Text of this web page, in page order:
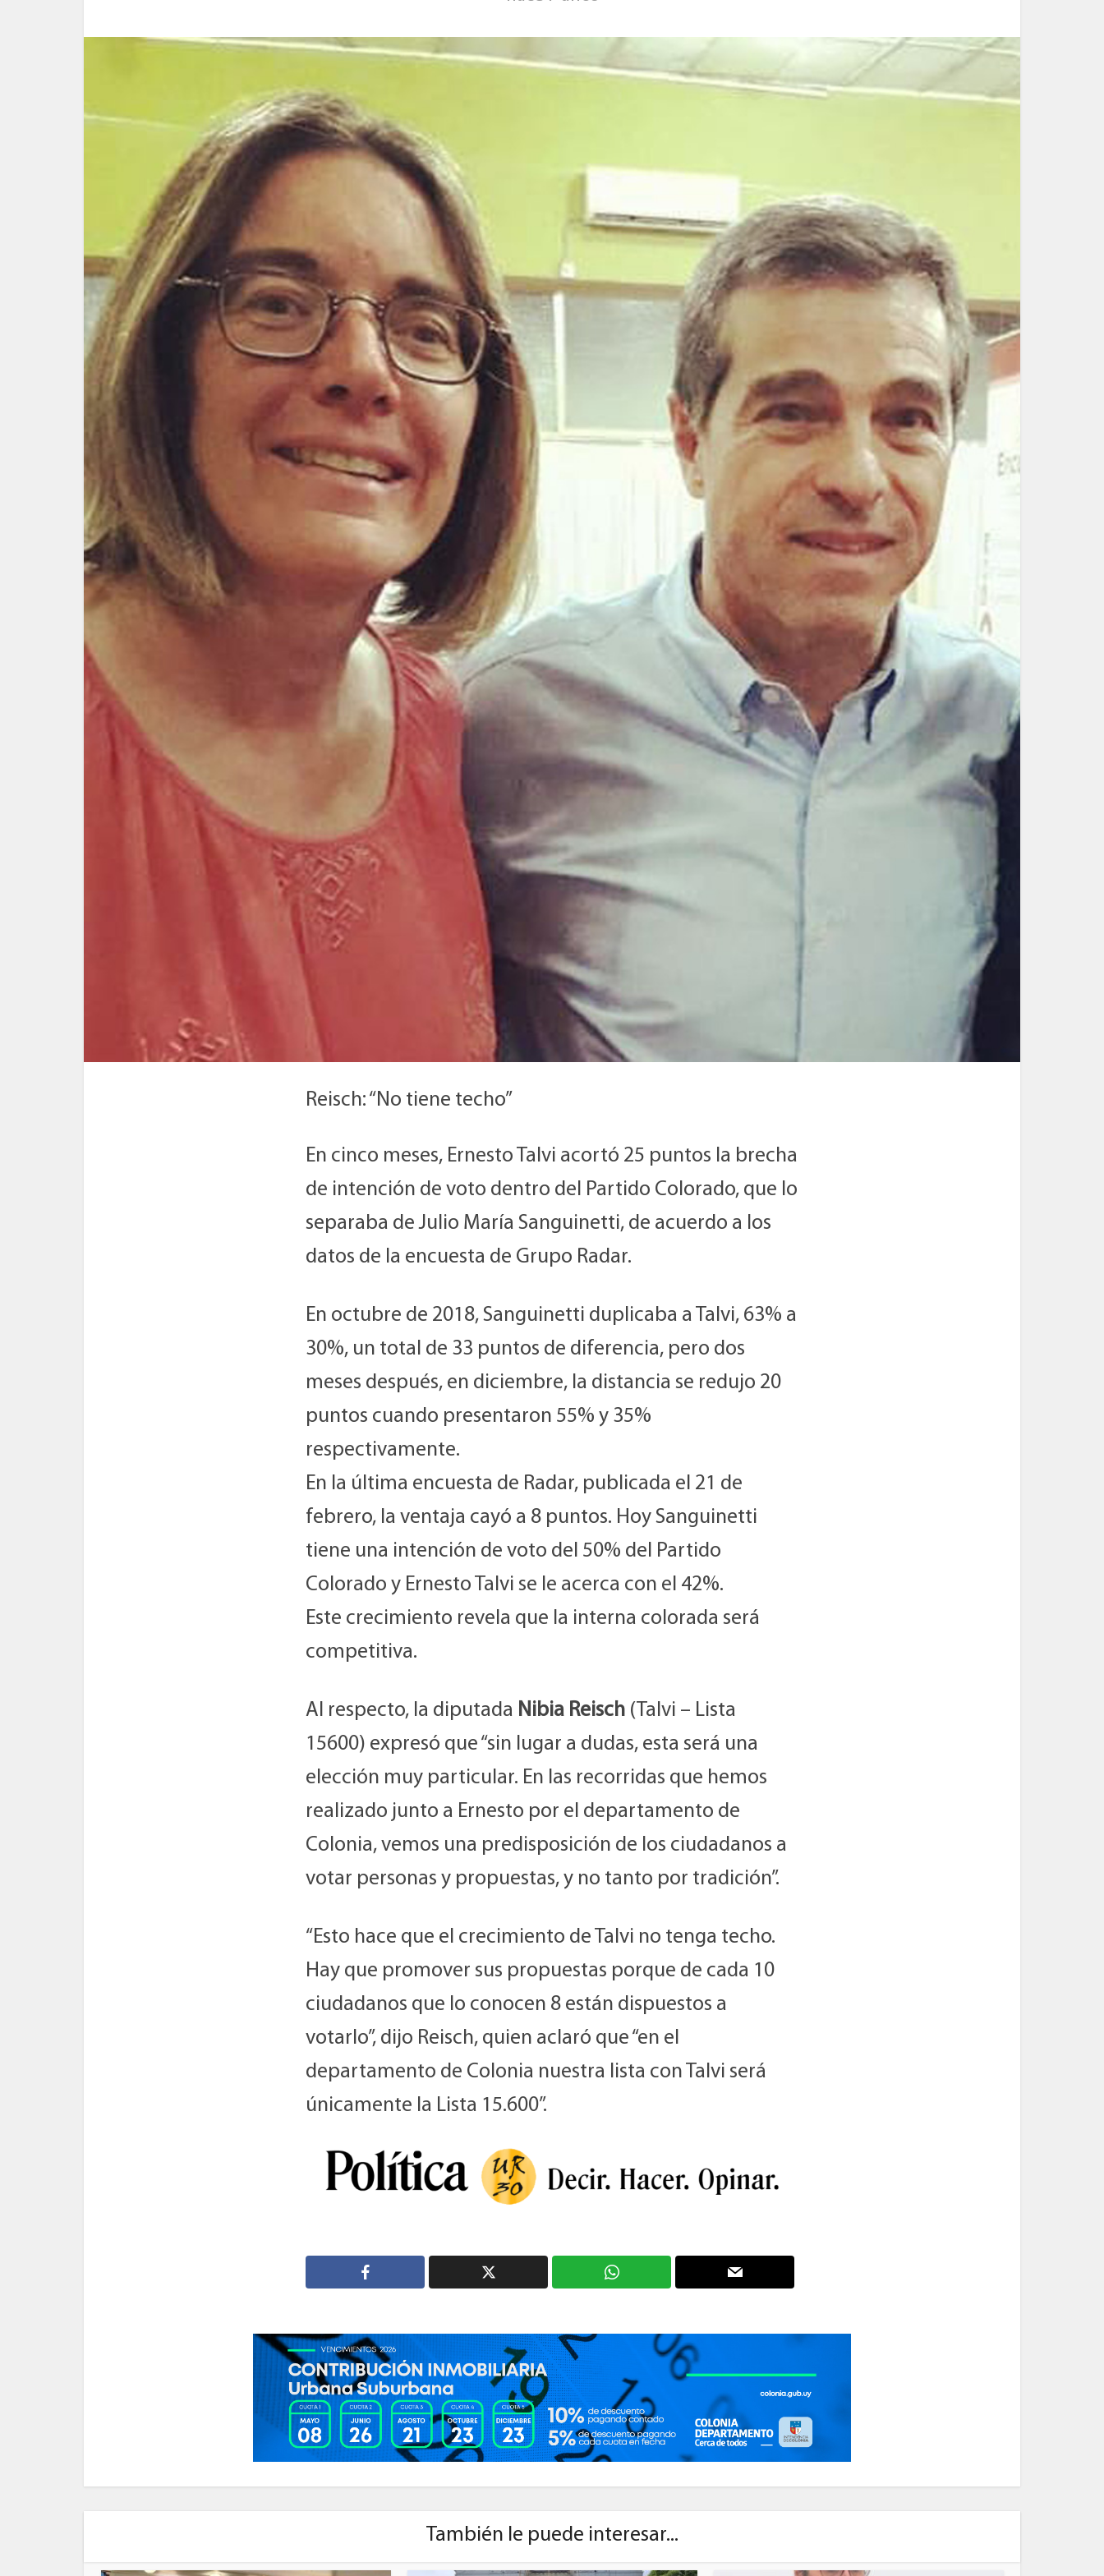
Reisch: “No tiene techo”
En cinco meses, Ernesto Talvi acortó 25 puntos la brecha
de intención de voto dentro del Partido Colorado, que lo
separaba de Julio María Sanguinetti, de acuerdo a los
datos de la encuesta de Grupo Radar.
En octubre de 2018, Sanguinetti duplicaba a Talvi, 63% a
30%, un total de 33 puntos de diferencia, pero dos
meses después, en diciembre, la distancia se redujo 20
puntos cuando presentaron 55% y 35%
respectivamente.
En la última encuesta de Radar, publicada el 21 de
febrero, la ventaja cayó a 8 puntos. Hoy Sanguinetti
tiene una intención de voto del 50% del Partido
Colorado y Ernesto Talvi se le acerca con el 42%.
Este crecimiento revela que la interna colorada será
competitiva.
Al respecto, la diputada Nibia Reisch (Talvi – Lista
15600) expresó que “sin lugar a dudas, esta será una
elección muy particular. En las recorridas que hemos
realizado junto a Ernesto por el departamento de
Colonia, vemos una predisposición de los ciudadanos a
votar personas y propuestas, y no tanto por tradición”.
“Esto hace que el crecimiento de Talvi no tenga techo.
Hay que promover sus propuestas porque de cada 10
ciudadanos que lo conocen 8 están dispuestos a
votarlo”, dijo Reisch, quien aclaró que “en el
departamento de Colonia nuestra lista con Talvi será
únicamente la Lista 15.600”.
También le puede interesar...